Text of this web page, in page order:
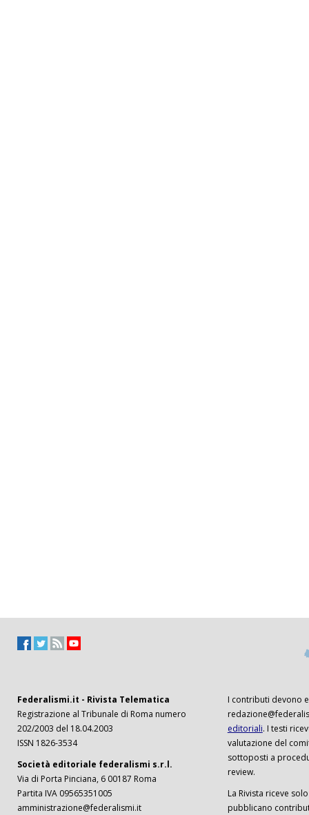
Federalismi.it - Rivista Telematica
Registrazione al Tribunale di Roma numero
202/2003 del 18.04.2003
ISSN 1826-3534
Società editoriale federalismi s.r.l.
Via di Porta Pinciana, 6 00187 Roma
Partita IVA 09565351005
amministrazione@federalismi.it
I contributi devono
editoriali. I testi
valutazione del
sottoposti a
review.
La Rivista riceve
pubblicano